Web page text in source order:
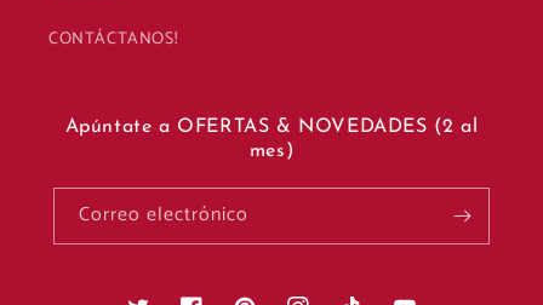
CONTÁCTANOS!
Apúntate a OFERTAS & NOVEDADES (2 al
mes)
Correo electrónico